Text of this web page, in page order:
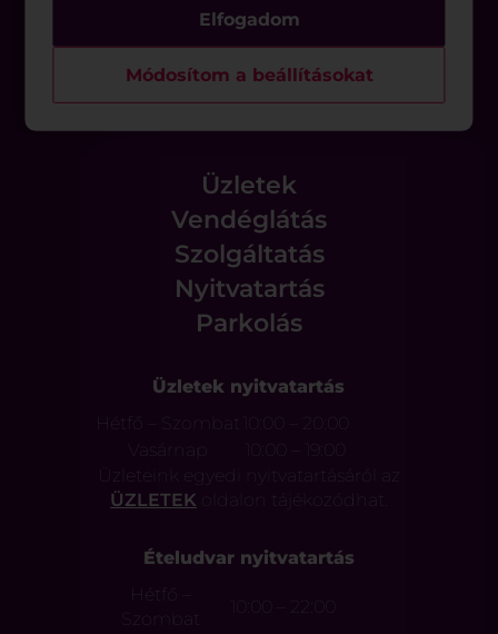
Állásajánlatok
Üzletek
Vendéglátás
Szolgáltatás
Nyitvatartás
Parkolás
Üzletek nyitvatartás
Hétfő – Szombat
10:00 – 20:00
Vasárnap
Üzleteink egyedi nyitvatartásáról az
ÜZLETEK oldalon tájékozódhat.
Ételudvar nyitvatartás
Hétfő –
Szombat
10:00 – 22:00
Elfogadom
Módosítom a beállításokat